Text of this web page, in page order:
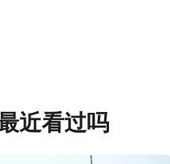
近看过吗